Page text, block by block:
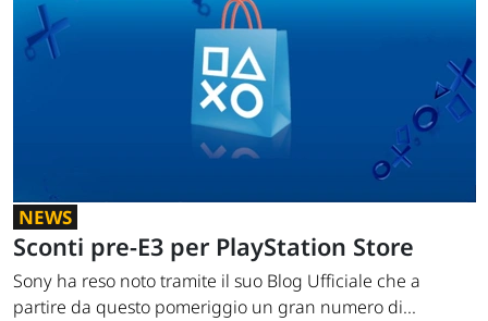
NEWS
Sconti pre-E3 per PlayStation Store
Sony ha reso noto tramite il suo Blog Ufficiale che a
partire da questo pomeriggio un gran numero di...